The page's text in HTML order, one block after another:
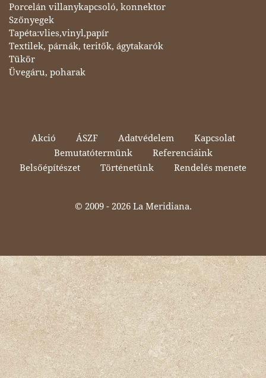
Porcelán villanykapcsoló, konnektor
Szőnyegek
Tapéta:vlies,vinyl,papír
Textilek, párnák, teritők, ágytakarók
Tükör
Üvegáru, poharak
Akció ÁSZF Adatvédelem
Kapcsolat
Bemutatótermünk
Referenciáink
Belsőépítészet
Történetünk Rendelés menete
© 2009 - 2026 La Meridiana.